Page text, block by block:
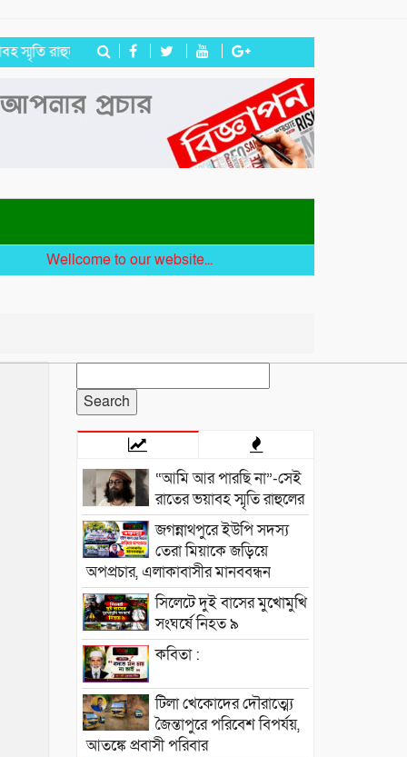
রাহুলের জগন্নাথপুরে ইউপি সদস্য তেরা মিয়াকে জড়িয়ে অপপ্রচার,
Wellcome to our website...
for:
“আমি আর পারছি না”-সেই
রাতের ভয়াবহ স্মৃতি রাহুলের
জগন্নাথপুরে ইউপি সদস্য
তেরা মিয়াকে জড়িয়ে
অপপ্রচার, এলাকাবাসীর মানববন্ধন
সিলেটে দুই বাসের মুখোমুখি
সংঘর্ষে নিহত ৯
কবিতা :
টিলা খেকোদের দৌরাত্ম্যে
জৈন্তাপুরে পরিবেশ বিপর্যয়,
আতঙ্কে প্রবাসী পরিবার